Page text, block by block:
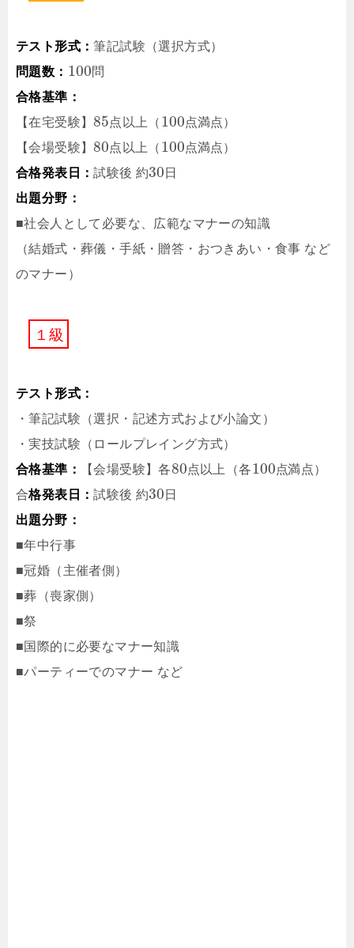
テスト形式：筆記試験（選択方式）
問題数： 100問
合格基準：
【在宅受験】 85点 以上（ 100点満点）
【会場受験】 80点 以上（ 100点満点）
合格発表日：試験後約30 日
出題分野：
■社会人として必要な、広範なマナーの知識
（結婚式・葬儀・手紙・贈答・おつきあい・食事 など
のマナー）
１ 級
テスト形式：
・筆記試験（選択・記述方式および小論文）
・実技試験（ロールプレイング方式）
合格基準：
【会場受験】各80点 以上（各100点満点）
合格発表日：試験後約30 日
出題分野：
■年中行事
■冠婚（主催者側）
■葬（喪家側）
■祭
■国際的に必要なマナー知識
■パーティーでのマナー など